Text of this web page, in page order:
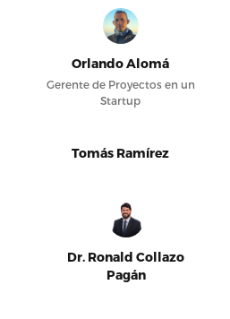
Orlando Alomá
Gerente de Proyectos en un
Startup
Tomás Ramírez
Dr. Ronald Collazo
Pagán